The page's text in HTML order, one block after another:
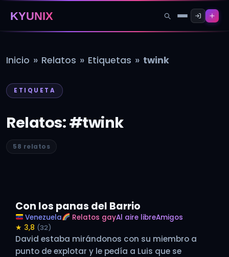
KYUNIX
Inicio » Relatos » Etiquetas » twink
ETIQUETA
Relatos: #twink
58 relatos
Con los panas del Barrio
Venezuela Relatos gayAl aire libreAmigos
★ 3,8 (32)
David estaba mirándonos con su miembro a
punto de explotar y le pedía a Luis que se